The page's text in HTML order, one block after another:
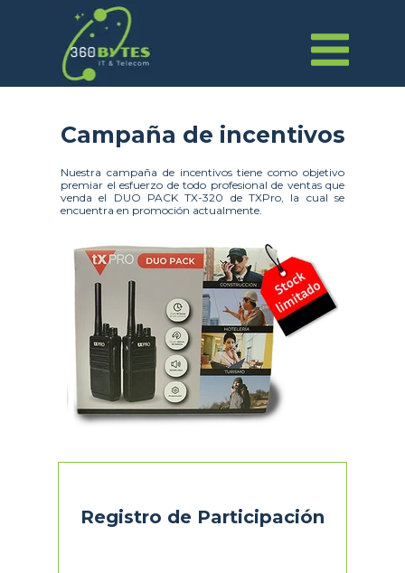
Nuestra campaña de incentivos tiene como objetivo
premiar el esfuerzo de todo profesional de ventas que
venda el DUO PACK TX-320 de TXPro, la cual se
encuentra en promoción actualmente.
Campaña de incentivos
Registro de Participación